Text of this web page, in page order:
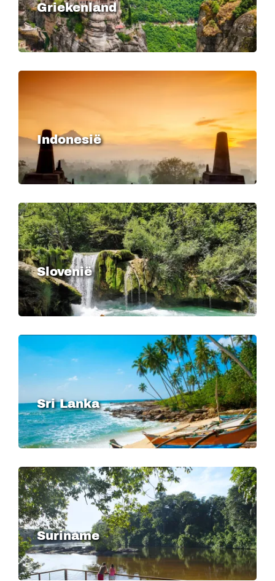
Griekenland
Image
Indonesië
Image
Slovenië
Image
Sri Lanka
Image
Suriname